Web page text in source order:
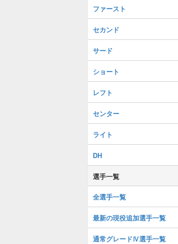
ファースト
セカンド
サード
ショート
レフト
センター
ライト
DH
選手一覧
全選手一覧
最新の現役追加選手一覧
通常グレードⅣ選手一覧